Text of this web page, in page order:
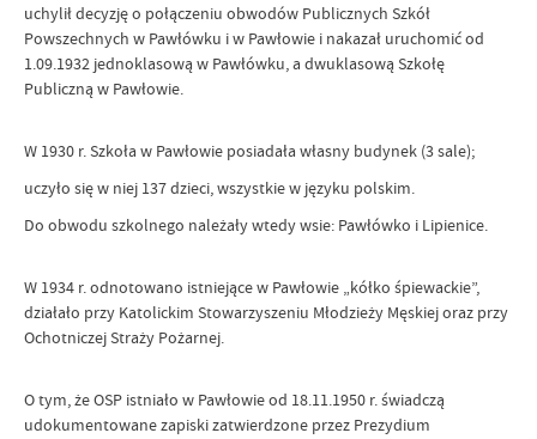
uchylił decyzję o połączeniu obwodów Publicznych Szkół
Powszechnych w Pawłówku i w Pawłowie i nakazał uruchomić od
1.09.1932 jednoklasową w Pawłówku, a dwuklasową Szkołę
Publiczną w Pawłowie.
W 1930 r. Szkoła w Pawłowie posiadała własny budynek (3 sale);
uczyło się w niej 137 dzieci, wszystkie w języku polskim.
Do obwodu szkolnego należały wtedy wsie: Pawłówko i Lipienice.
W 1934 r. odnotowano istniejące w Pawłowie „kółko śpiewackie”,
działało przy Katolickim Stowarzyszeniu Młodzieży Męskiej oraz przy
Ochotniczej Straży Pożarnej.
O tym, że OSP istniało w Pawłowie od 18.11.1950 r. świadczą
udokumentowane zapiski zatwierdzone przez Prezydium